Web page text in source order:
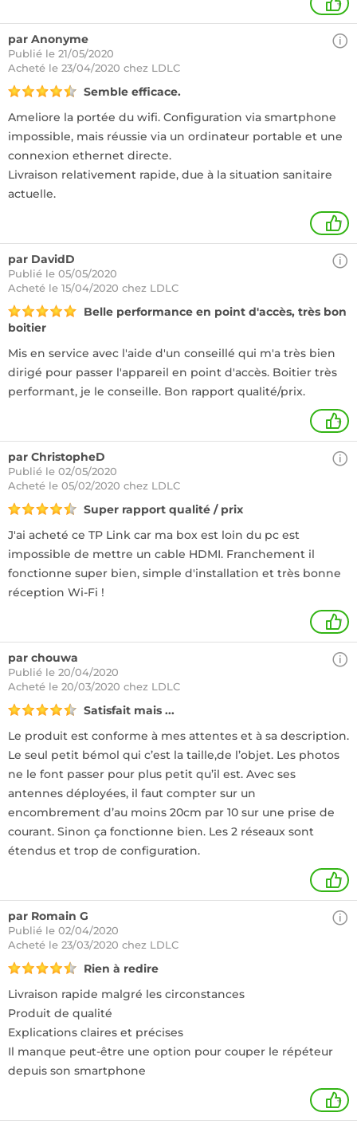
+
par Anonyme
Publié le 21/05/2020
Acheté le 23/04/2020 chez LDLC
Semble efficace.
Ameliore la portée du wifi. Configuration via smartphone
impossible, mais réussie via un ordinateur portable et une
connexion ethernet directe.
Livraison relativement rapide, due à la situation sanitaire
actuelle.
1
par DavidD
Publié le 05/05/2020
Acheté le 15/04/2020 chez LDLC
Belle performance en point d'accès, très bon
boitier
Mis en service avec l'aide d'un conseillé qui m'a très bien
dirigé pour passer l'appareil en point d'accès. Boitier très
performant, je le conseille. Bon rapport qualité/prix.
+
par ChristopheD
Publié le 02/05/2020
Acheté le 05/02/2020 chez LDLC
Super rapport qualité / prix
J'ai acheté ce TP Link car ma box est loin du pc est
impossible de mettre un cable HDMI. Franchement il
fonctionne super bien, simple d'installation et très bonne
réception Wi-Fi !
1
par chouwa
Publié le 20/04/2020
Acheté le 20/03/2020 chez LDLC
Satisfait mais ...
Le produit est conforme à mes attentes et à sa description.
Le seul petit bémol qui c’est la taille,de l’objet. Les photos
ne le font passer pour plus petit qu’il est. Avec ses
antennes déployées, il faut compter sur un
encombrement d’au moins 20cm par 10 sur une prise de
courant. Sinon ça fonctionne bien. Les 2 réseaux sont
étendus et trop de configuration.
1
par Romain G
Publié le 02/04/2020
Acheté le 23/03/2020 chez LDLC
Rien à redire
Livraison rapide malgré les circonstances
Produit de qualité
Explications claires et précises
Il manque peut-être une option pour couper le répéteur
depuis son smartphone
+